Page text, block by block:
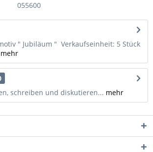
055600
" Jubiläum " Verkaufseinheit: 5 Stück
mehr
schreiben und diskutieren... mehr